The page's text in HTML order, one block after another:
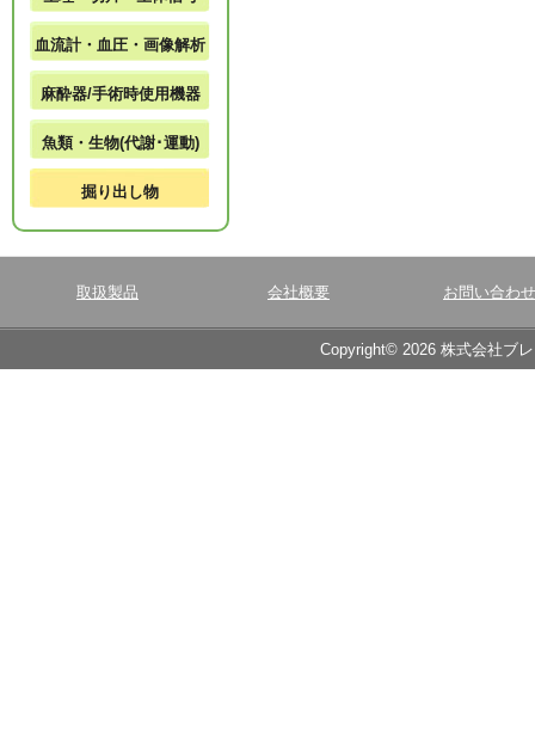
血流計・血圧・画像解析
麻酔器/手術時使用機器
魚類・生物(代謝･運動)
掘り出し物
取扱製品 会社概要 お問い合わせ
Copyright© 2026 株式会社ブ